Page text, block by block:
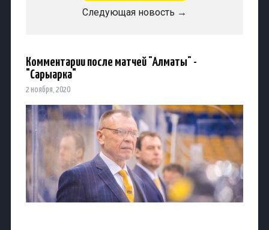
Следующая новость →
Комментарии после матчей "Алматы" -
"Сарыарка"
2 ноября, 2020